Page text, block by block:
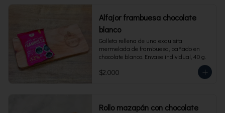
Alfajor frambuesa chocolate
blanco
Galleta rellena de una exquisita
mermelada de frambuesa, bañado en
chocolate blanco. Envase individual, 40 g.
$2.000
Rollo mazapán con chocolate